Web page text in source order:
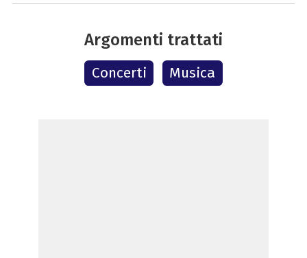
Argomenti trattati
Concerti Musica